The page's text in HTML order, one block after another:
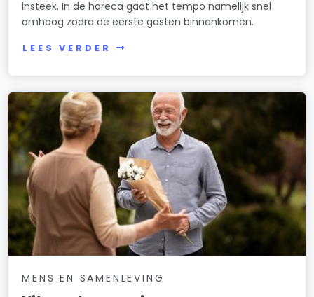
insteek. In de horeca gaat het tempo namelijk snel
omhoog zodra de eerste gasten binnenkomen.
LEES VERDER
MENS EN SAMENLEVING